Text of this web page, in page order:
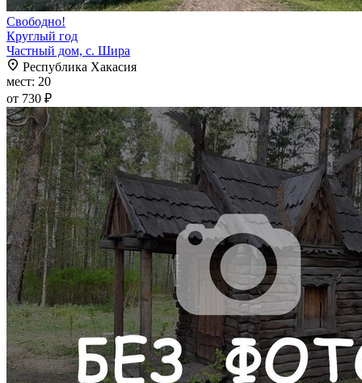
Свободно!
Круглый год
Частный дом, с. Шира
Республика Хакасия
мест: 20
от 730 ₽